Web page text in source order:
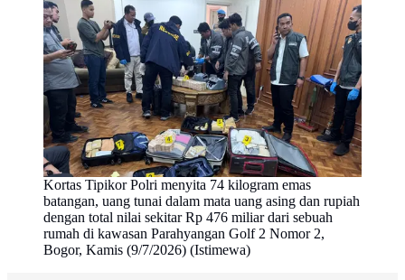
Kortas Tipikor Polri menyita 74 kilogram emas
batangan, uang tunai dalam mata uang asing dan rupiah
dengan total nilai sekitar Rp 476 miliar dari sebuah
rumah di kawasan Parahyangan Golf 2 Nomor 2,
Bogor, Kamis (9/7/2026) (Istimewa)